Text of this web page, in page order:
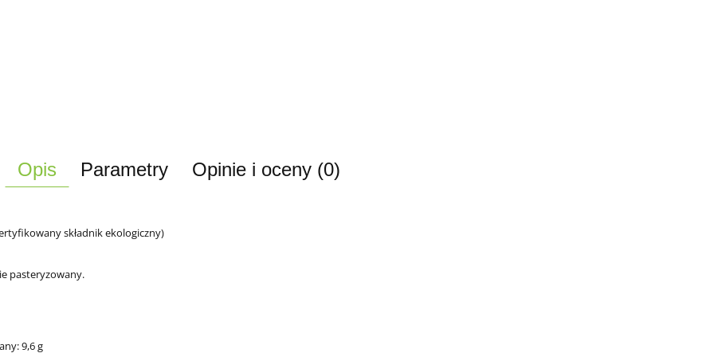
Opis Parametry Opinie i oceny (0)
składnik ekologiczny)
pasteryzowany.
9,6 g